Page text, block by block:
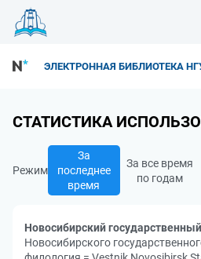
ЭЛЕКТРОННАЯ БИБЛИОТЕКА
СТАТИСТИКА
Режим
За
последнее
время
За все время
по годам
Новосибирский
Новосибирского